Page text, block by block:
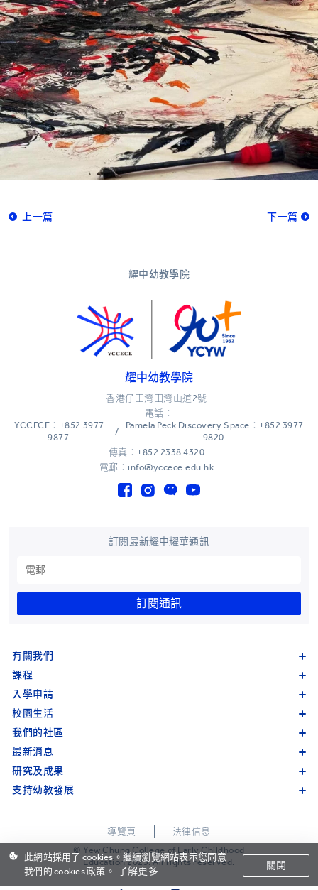
上一篇 下一篇
耀中幼教學院
耀中幼教學院
香港仔田灣田灣山道2號
電話：
YCCECE：+852 3977
9877
/
Pamela Peck Discovery Space：+852 3977
9820
傳真：+852 2338 4320
電郵：info@yccece.edu.hk
訂閱最新耀中耀華通訊
訂閱通訊
有關我們
課程
入學申請
校園生活
我們的社區
最新消息
研究及成果
支持幼教發展
導覽頁
法律信息
© Yew Chung College of Early Childhood
Education 2023. All rights reserved.
此網站採用了 cookies。繼續瀏覽網站表示您同意
我們的 cookies 政策。 了解更多 關閉